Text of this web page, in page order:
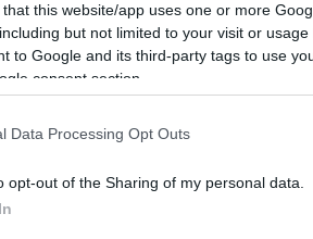
that this website/app uses one or more
but not limited to your visit or
to Google and its third-party tags to use
consent section.
Data Processing Opt Outs
opt-out of the Sharing of my personal data.